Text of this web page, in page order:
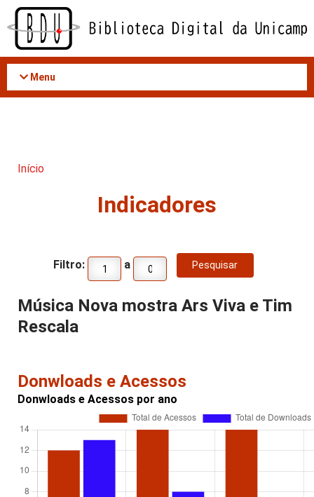
Acessar
conteúdo
Menu
Início
Indicadores
Filtro: a
Música Nova mostra Ars Viva e Tim
Rescala
Donwloads e Acessos
Donwloads e Acessos por ano